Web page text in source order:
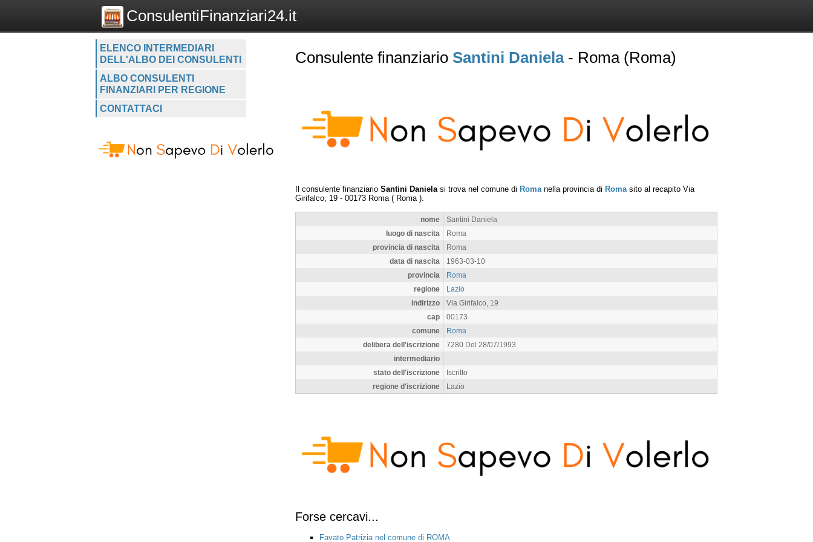
ConsulentiFinanziari24.it
ELENCO INTERMEDIARI
DELL'ALBO DEI CONSULENTI
ALBO CONSULENTI
FINANZIARI PER REGIONE
CONTATTACI
Consulente finanziario Santini Daniela- Roma (Roma)
Il consulente finanziario Santini Daniela si trova nel comune di Roma nella provincia di Roma sito al recapito Via
Girifalco, 19 - 00173 Roma ( Roma ).
nome
Santini Daniela
luogo di nascita
Roma
provincia di nascita
Roma
data di nascita
1963-03-10
provincia
Roma
regione
Lazio
indirizzo
Via Girifalco, 19
cap
00173
comune
Roma
delibera dell'iscrizione
7280 Del 28/07/1993
intermediario
stato dell'iscrizione
Iscritto
regione d'iscrizione
Lazio
Forse cercavi...
Favato Patrizia nel comune di ROMA